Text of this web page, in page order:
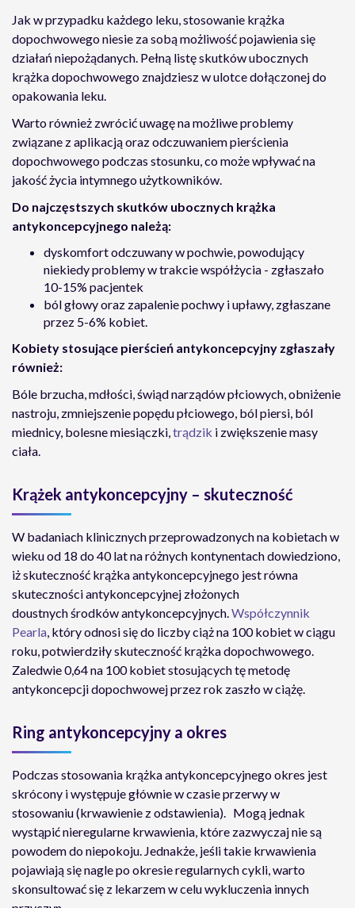
Jak w przypadku każdego leku, stosowanie krążka
dopochwowego niesie za sobą możliwość pojawienia się
działań niepożądanych. Pełną listę skutków ubocznych
krążka dopochwowego znajdziesz w ulotce dołączonej do
opakowania leku.
Warto również zwrócić uwagę na możliwe problemy
związane z aplikacją oraz odczuwaniem pierścienia
dopochwowego podczas stosunku, co może wpływać na
jakość życia intymnego użytkowników.
Do najczęstszych skutków ubocznych krążka
antykoncepcyjnego należą:
dyskomfort odczuwany w pochwie, powodujący
niekiedy problemy w trakcie współżycia - zgłaszało
10-15% pacjentek
ból głowy oraz zapalenie pochwy i upławy, zgłaszane
przez 5-6% kobiet.
Kobiety stosujące pierścień antykoncepcyjny zgłaszały
również:
Bóle brzucha, mdłości, świąd narządów płciowych, obniżenie
nastroju, zmniejszenie popędu płciowego, ból piersi, ból
miednicy, bolesne miesiączki,trądzik i zwiększenie masy
ciała.
Krążek antykoncepcyjny – skuteczność
W badaniach klinicznych przeprowadzonych na kobietach w
wieku od 18 do 40 lat na różnych kontynentach dowiedziono,
iż skuteczność krążka antykoncepcyjnego jest równa
skuteczności antykoncepcyjnej złożonych
doustnych środków antykoncepcyjnych.Współczynnik
Pearla, który odnosi się do liczby ciąż na 100 kobiet w ciągu
roku, potwierdziły skuteczność krążka dopochwowego.
Zaledwie 0,64 na 100 kobiet stosujących tę metodę
antykoncepcji dopochwowej przez rok zaszło w ciążę.
Ring antykoncepcyjny a okres
Podczas stosowania krążka antykoncepcyjnego okres jest
skrócony i występuje głównie w czasie przerwy w
stosowaniu (krwawienie z odstawienia). Mogą jednak
wystąpić nieregularne krwawienia, które zazwyczaj nie są
powodem do niepokoju. Jednakże, jeśli takie krwawienia
pojawiają się nagle po okresie regularnych cykli, warto
skonsultować się z lekarzem w celu wykluczenia innych